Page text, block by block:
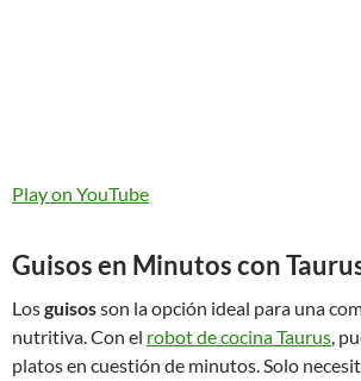
Play on YouTube
Guisos en Minutos con
Losguisosson la opción ideal para una
nutritiva. Con el robot de cocina Taurus,
platos en cuestión de minutos. Solo